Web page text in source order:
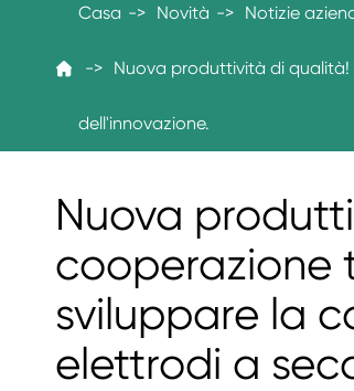

Casa Novità Notizie
Nuova produttività di
dell'innovazione.
Nuova
cooperazione
sviluppare la
elettrodi a